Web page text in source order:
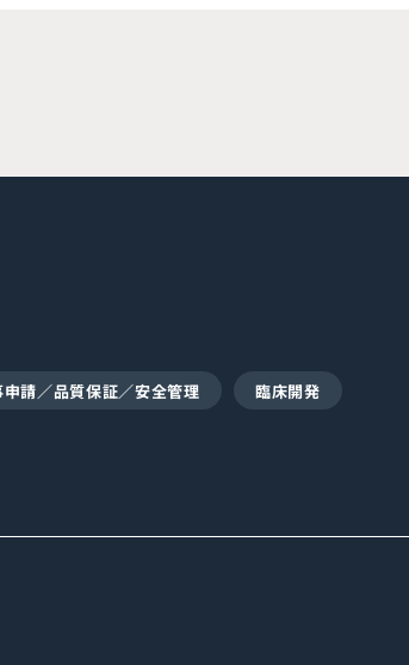
申請／品質保証／安全管理 臨床開発